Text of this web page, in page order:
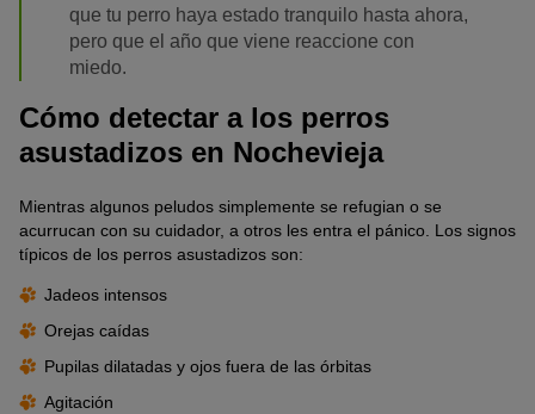
que tu perro haya estado tranquilo hasta ahora,
pero que el año que viene reaccione con
miedo.
Cómo detectar a los perros
asustadizos en Nochevieja
Mientras algunos peludos simplemente se refugian o se
acurrucan con su cuidador, a otros les entra el pánico. Los signos
típicos de los perros asustadizos son:
Jadeos intensos
Orejas caídas
Pupilas dilatadas y ojos fuera de las órbitas
Agitación